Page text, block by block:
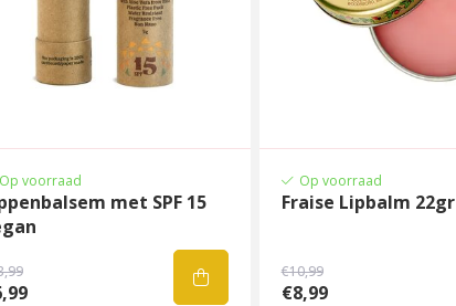
Op voorraad
met SPF 15
Op voorraad
Fraise Lipbalm 22gr
€10,99
€8,99